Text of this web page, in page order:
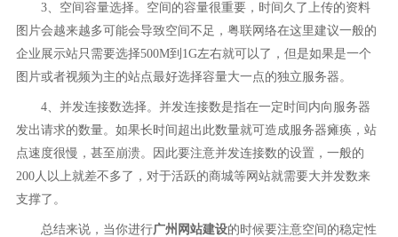
3、空间容量选择。空间的容量很重要，时间久了上传的资料
图片会越来越多可能会导致空间不足，粤联网络在这里建议一般的
企业展示站只需要选择500M到1G左右就可以了，但是如果是一个
图片或者视频为主的站点最好选择容量大一点的独立服务器。
4、并发连接数选择。并发连接数是指在一定时间内向服务器
发出请求的数量。如果长时间超出此数量就可造成服务器瘫痪，站
点速度很慢，甚至崩溃。因此要注意并发连接数的设置，一般的
200人以上就差不多了，对于活跃的商城等网站就需要大并发数来
支撑了。
总结来说，当你进行广州网站建设的时候要注意空间的稳定性